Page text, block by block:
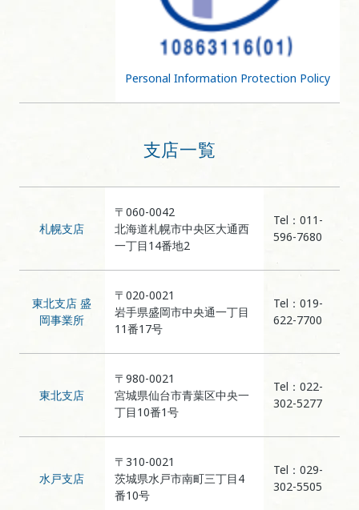
Personal Information Protection Policy
支店一覧
札幌支店
〒060-0042
北海道札幌市中央区大通西
一丁目14番地2
Tel：011-
596-7680
東北支店 盛
岡事業所
〒020-0021
岩手県盛岡市中央通一丁目
11番17号
Tel：019-
622-7700
東北支店
〒980-0021
宮城県仙台市青葉区中央一
丁目10番1号
Tel：022-
302-5277
水戸支店
〒310-0021
茨城県水戸市南町三丁目4
番10号
Tel：029-
302-5505